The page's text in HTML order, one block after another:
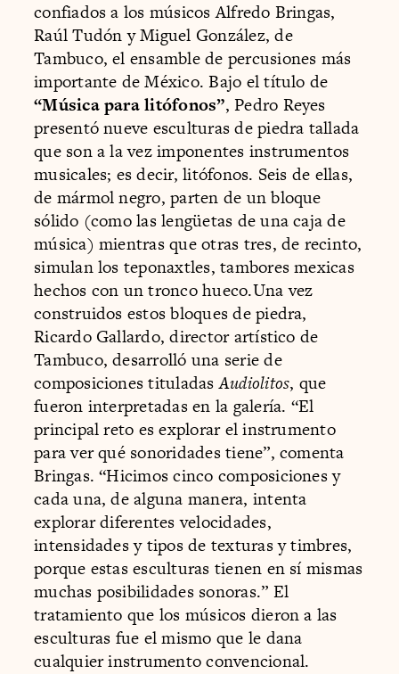
confiados a los músicos Alfredo Bringas,
Raúl Tudón y Miguel González, de
Tambuco, el ensamble de percusiones más
importante de México. Bajo el título de
“Música para litófonos”, Pedro Reyes
presentó nueve esculturas de piedra tallada
que son a la vez imponentes instrumentos
musicales; es decir, litófonos. Seis de ellas,
de mármol negro, parten de un bloque
sólido (como las lengüetas de una caja de
música) mientras que otras tres, de recinto,
simulan los teponaxtles, tambores mexicas
hechos con un tronco hueco.Una vez
construidos estos bloques de piedra,
Ricardo Gallardo, director artístico de
Tambuco, desarrolló una serie de
composiciones tituladasAudiolitos, que
fueron interpretadas en la galería. “El
principal reto es explorar el instrumento
para ver qué sonoridades tiene”, comenta
Bringas. “Hicimos cinco composiciones y
cada una, de alguna manera, intenta
explorar diferentes velocidades,
intensidades y tipos de texturas y timbres,
porque estas esculturas tienen en sí mismas
muchas posibilidades sonoras.” El
tratamiento que los músicos dieron a las
esculturas fue el mismo que le dana
cualquier instrumento convencional.